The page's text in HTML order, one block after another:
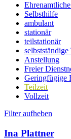
Selbsthilfe
ambulant
stationär
teilstationär
Anstellung
Freier
Geringfügige
Teilzeit
Vollzeit
Filter aufheben
Ina Plattner